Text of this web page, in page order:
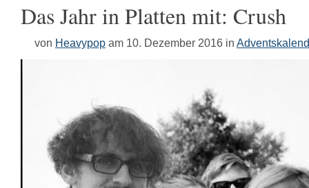
Das Jahr in Platten mit: Crush
von Heavypop am 10. Dezember 2016 in